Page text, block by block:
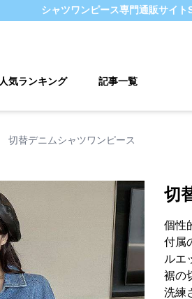
シャツワンピース専門通販サイト
人気ランキング 記事一覧
切替デニムシャツワンピース
切
個性
付属
ルエ
裾の
洗練